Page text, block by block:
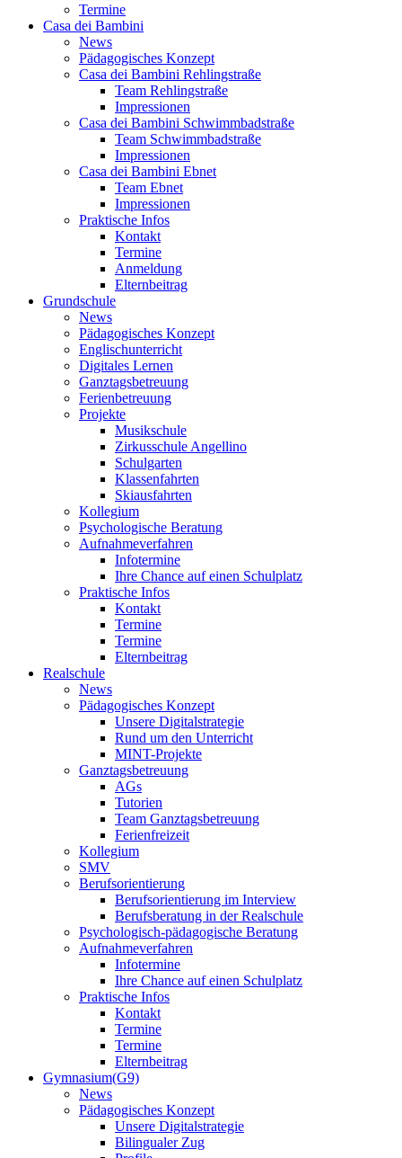
Termine
Casa dei Bambini
News
Pädagogisches Konzept
Casa dei Bambini Rehlingstraße
Team Rehlingstraße
Impressionen
Casa dei Bambini Schwimmbadstraße
Team Schwimmbadstraße
Impressionen
Casa dei Bambini Ebnet
Team Ebnet
Impressionen
Praktische Infos
Kontakt
Termine
Anmeldung
Elternbeitrag
Grundschule
News
Pädagogisches Konzept
Englischunterricht
Digitales Lernen
Ganztagsbetreuung
Ferienbetreuung
Projekte
Musikschule
Zirkusschule Angellino
Schulgarten
Klassenfahrten
Skiausfahrten
Kollegium
Psychologische Beratung
Aufnahmeverfahren
Infotermine
Ihre Chance auf einen Schulplatz
Praktische Infos
Kontakt
Termine
Termine
Elternbeitrag
Realschule
News
Pädagogisches Konzept
Unsere Digitalstrategie
Rund um den Unterricht
MINT-Projekte
Ganztagsbetreuung
AGs
Tutorien
Team Ganztagsbetreuung
Ferienfreizeit
Kollegium
SMV
Berufsorientierung
Berufsorientierung im Interview
Berufsberatung in der Realschule
Psychologisch-pädagogische Beratung
Aufnahmeverfahren
Infotermine
Ihre Chance auf einen Schulplatz
Praktische Infos
Kontakt
Termine
Termine
Elternbeitrag
Gymnasium(G9)
News
Pädagogisches Konzept
Unsere Digitalstrategie
Bilingualer Zug